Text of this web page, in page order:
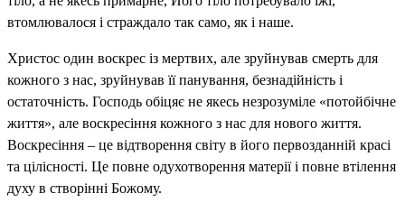
втомлювалося і страждало так само, як і наше.
Христос один воскрес із мертвих, але зруйнував смерть для
кожного з нас, зруйнував її панування, безнадійність і
остаточність. Господь обіцяє не якесь незрозуміле «потойбічне
життя», але воскресіння кожного з нас для нового життя.
Воскресіння – це відтворення світу в його первозданній красі
та цілісності. Це повне одухотворення матерії і повне втілення
духу в створінні Божому.